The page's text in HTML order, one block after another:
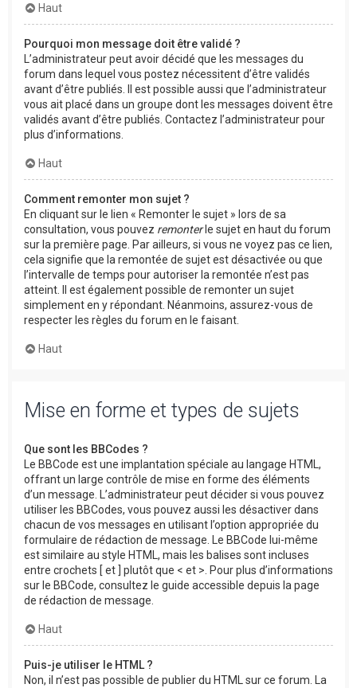
Haut
Pourquoi mon message doit être validé ?
L’administrateur peut avoir décidé que les messages du
forum dans lequel vous postez nécessitent d’être validés
avant d’être publiés. Il est possible aussi que l’administrateur
vous ait placé dans un groupe dont les messages doivent être
validés avant d’être publiés. Contactez l’administrateur pour
plus d’informations.
Haut
Comment remonter mon sujet ?
En cliquant sur le lien « Remonter le sujet » lors de sa
consultation, vous pouvez remonterle sujet en haut du forum
sur la première page. Par ailleurs, si vous ne voyez pas ce lien,
cela signifie que la remontée de sujet est désactivée ou que
l’intervalle de temps pour autoriser la remontée n’est pas
atteint. Il est également possible de remonter un sujet
simplement en y répondant. Néanmoins, assurez-vous de
respecter les règles du forum en le faisant.
Haut
Mise en forme et types de sujets
Que sont les BBCodes ?
Le BBCode est une implantation spéciale au langage HTML,
offrant un large contrôle de mise en forme des éléments
d’un message. L’administrateur peut décider si vous pouvez
utiliser les BBCodes, vous pouvez aussi les désactiver dans
chacun de vos messages en utilisant l’option appropriée du
formulaire de rédaction de message. Le BBCode lui-même
est similaire au style HTML, mais les balises sont incluses
entre crochets [ et ] plutôt que < et >. Pour plus d’informations
sur le BBCode, consultez le guide accessible depuis la page
de rédaction de message.
Haut
Puis-je utiliser le HTML ?
Non, il n’est pas possible de publier du HTML sur ce forum. La